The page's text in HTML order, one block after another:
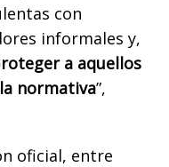
con
informales y,
a aquellos
normativa”,
oficial, entre